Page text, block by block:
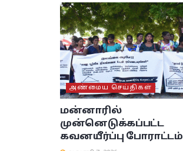
அண்மைய செய்திகள்
மன்னாரில்
முன்னெடுக்கப்பட்ட
கவனயீர்ப்பு போராட்டம்